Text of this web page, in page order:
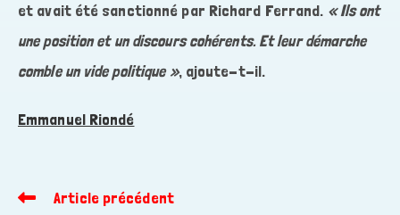
et avait été sanctionné par Richard Ferrand. « Ils ont
une position et un discours cohérents. Et leur démarche
comble un vide politique », ajoute-t-il.
Emmanuel Riondé
Read
Article précédent